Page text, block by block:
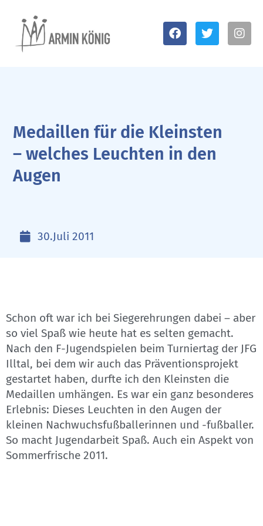
Medaillen für die Kleinsten
– welches Leuchten in den
Augen
30.Juli 2011
Schon oft war ich bei Siegerehrungen dabei – aber
so viel Spaß wie heute hat es selten gemacht.
Nach den F-Jugendspielen beim Turniertag der JFG
Illtal, bei dem wir auch das Präventionsprojekt
gestartet haben, durfte ich den Kleinsten die
Medaillen umhängen. Es war ein ganz besonderes
Erlebnis: Dieses Leuchten in den Augen der
kleinen Nachwuchsfußballerinnen und -fußballer.
So macht Jugendarbeit Spaß. Auch ein Aspekt von
Sommerfrische 2011.